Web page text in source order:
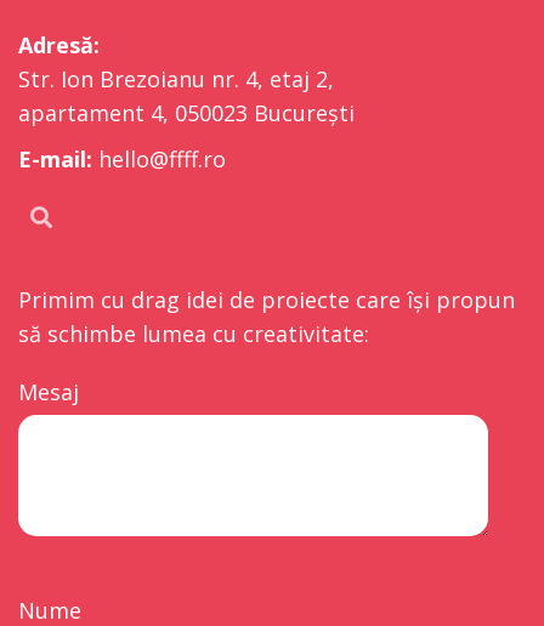
Adresă:
Str. Ion Brezoianu nr. 4, etaj 2,
apartament 4, 050023 București
E-mail: hello@ffff.ro
Primim cu drag idei de proiecte care își propun
să schimbe lumea cu creativitate:
Mesaj
Nume